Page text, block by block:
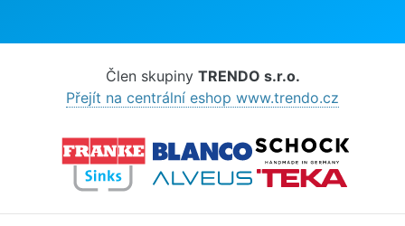
Člen skupiny TRENDO s.r.o.
Přejít na centrální eshop www.trendo.cz